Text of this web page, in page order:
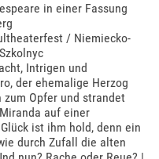
in einer Fassung
/ Niemiecko-
Intrigen und
der ehemalige Herzog
Opfer und strandet
auf einer
ist ihm hold, denn ein
durch Zufall die alten